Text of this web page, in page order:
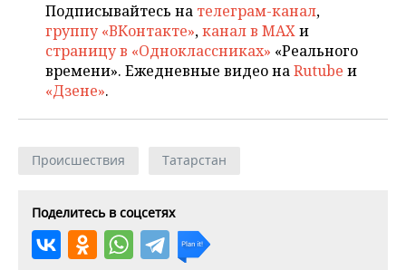
Подписывайтесь на телеграм-канал,
группу «ВКонтакте»,канал в MAXи
страницу в «Одноклассниках» «Реального
времени». Ежедневные видео наRutube и
«Дзене».
Происшествия Татарстан
Поделитесь в соцсетях